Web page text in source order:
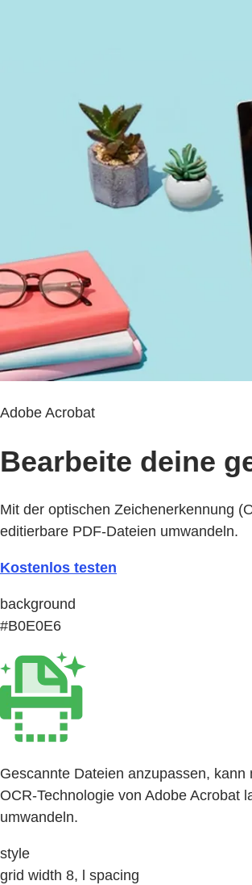
Adobe Acrobat
Bearbeite deine
Mit der optischen Zeichenerkennung
editierbare PDF-Dateien umwandeln.
Kostenlos testen
background
#B0E0E6
Gescannte Dateien anzupassen,
OCR-Technologie von Adobe Acrobat
umwandeln.
style
grid width 8, l spacing